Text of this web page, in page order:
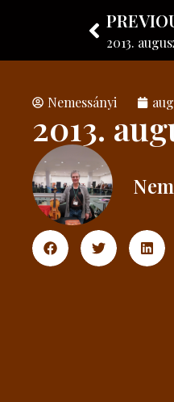
Nemessányi László
Hangszerkészítő2013.
Nemessányi
2013.